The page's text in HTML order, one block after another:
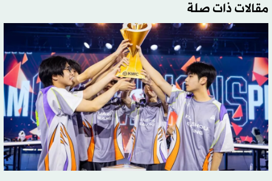
مقالات ذات صلة